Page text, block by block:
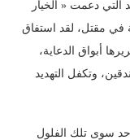
دعمت « الخيار
في مقتل، لقد استفاق
أبواق الدعاية،
وتكفل التهديد
أحد سوى تلك الفلول